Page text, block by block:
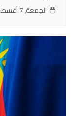
الجمعة, 7 أغسطس 2026, 17:54